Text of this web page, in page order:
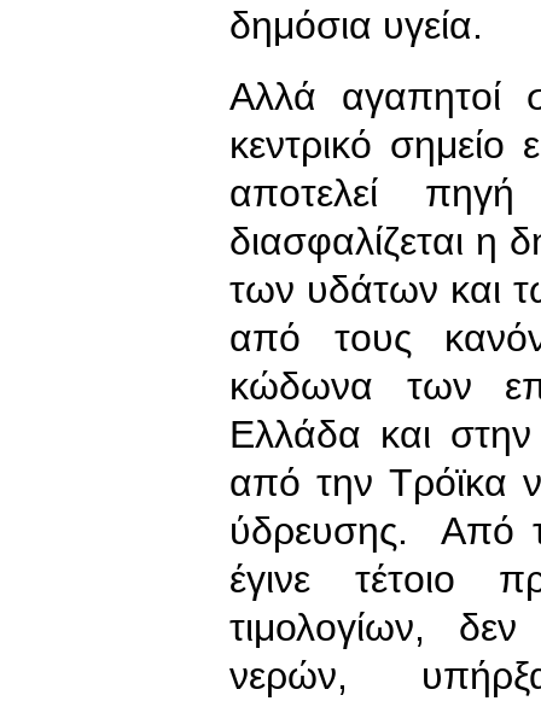
δημόσια υγεία.
Αλλά αγαπητοί
κεντρικό σημείο
αποτελεί
διασφαλίζεται η
των υδάτων και
από τους
κώδωνα των
Ελλάδα και στην
από την Τρόϊκα
ύδρευσης. Από
έγινε τέτοιο
τιμολογίων,
νερών,